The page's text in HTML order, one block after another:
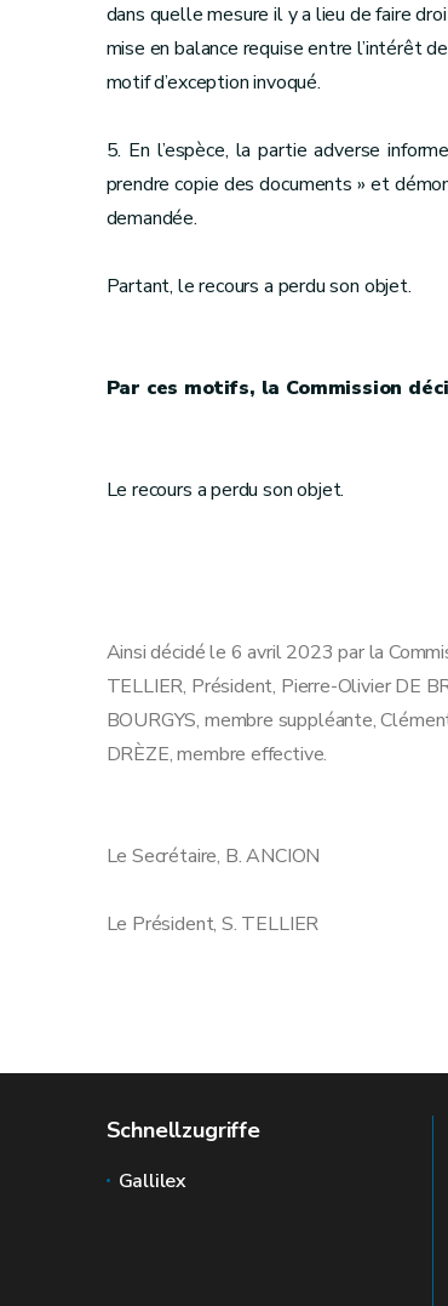
dans quelle mesure il y a lieu de faire
mise en balance requise entre l’intérêt
motif d’exception invoqué.
5. En l’espèce, la partie adverse
prendre copie des documents » et
demandée.
Partant, le recours a perdu son objet.
Par ces motifs, la Commission
Le recours a perdu son objet.
Ainsi décidé le 6 avril 2023 par la
TELLIER, Président, Pierre-Olivier DE
BOURGYS, membre suppléante,
DRÈZE, membre effective.
Le Secrétaire, B. ANCION
Le Président, S. TELLIER
Schnellzugriffe
Gallilex